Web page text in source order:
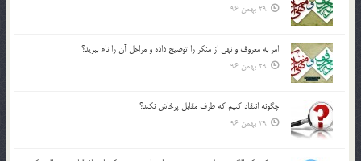
29 بهمن 96
امر به معروف و نهي از منكر را توضيح داده و مراحل آن را نام ببريد؟
29 بهمن 96
چگونه انتقاد كنيم كه طرف مقابل پرخاش نكند؟
29 بهمن 96